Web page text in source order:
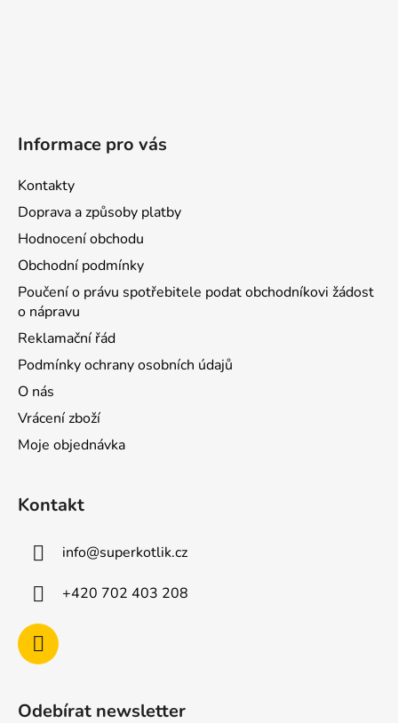
Informace pro vás
Kontakty
Doprava a způsoby platby
Hodnocení obchodu
Obchodní podmínky
Poučení o právu spotřebitele podat obchodníkovi žádost
o nápravu
Reklamační řád
Podmínky ochrany osobních údajů
O nás
Vrácení zboží
Moje objednávka
Kontakt
info@superkotlik.cz
+420 702 403 208
Odebírat newsletter